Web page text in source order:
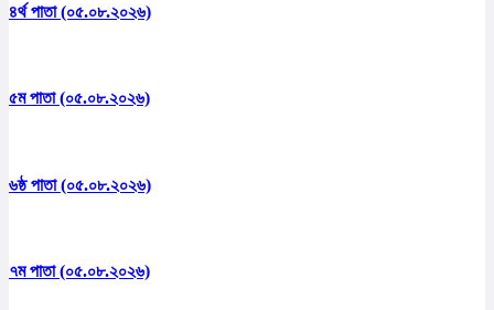
৪র্থ পাতা (০৫.০৮.২০২৬)
৫ম পাতা (০৫.০৮.২০২৬)
৬ষ্ঠ পাতা (০৫.০৮.২০২৬)
৭ম পাতা (০৫.০৮.২০২৬)